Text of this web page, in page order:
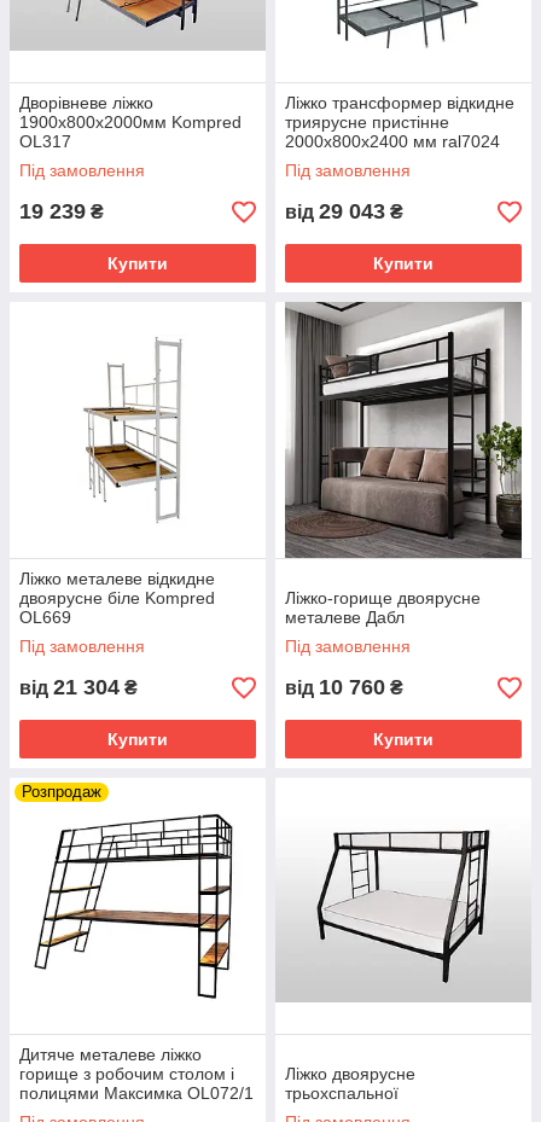
Дворівневе ліжко
1900х800х2000мм Kompred
OL317
Під замовлення
19 239 ₴
Купити
Ліжко трансформер відкидне
триярусне пристінне
2000х800х2400 мм ral7024
Kompred OL775
Під замовлення
від 29 043 ₴
Купити
Ліжко металеве відкидне
двоярусне біле Kompred
OL669
Під замовлення
від 21 304 ₴
Купити
Ліжко-горище двоярусне
металеве Дабл
Під замовлення
від 10 760 ₴
Купити
Розпродаж
Дитяче металеве ліжко
горище з робочим столом і
полицями Максимка OL072/1
Ліжко двоярусне
трьохспальної